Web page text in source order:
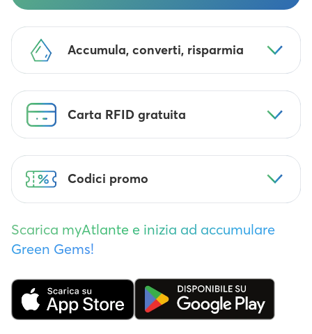
Accumula, converti, risparmia
Carta RFID gratuita
Codici promo
Scarica myAtlante e inizia ad accumulare
Green Gems!